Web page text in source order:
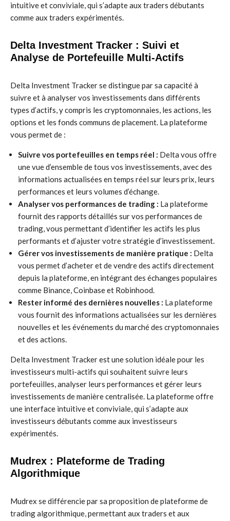
intuitive et conviviale, qui s’adapte aux traders débutants
comme aux traders expérimentés.
Delta Investment Tracker : Suivi et
Analyse de Portefeuille Multi-Actifs
Delta Investment Tracker se distingue par sa capacité à
suivre et à analyser vos investissements dans différents
types d’actifs, y compris les cryptomonnaies, les actions, les
options et les fonds communs de placement. La plateforme
vous permet de :
Suivre vos portefeuilles en temps réel : Delta vous offre
une vue d’ensemble de tous vos investissements, avec des
informations actualisées en temps réel sur leurs prix, leurs
performances et leurs volumes d’échange.
Analyser vos performances de trading : La plateforme
fournit des rapports détaillés sur vos performances de
trading, vous permettant d’identifier les actifs les plus
performants et d’ajuster votre stratégie d’investissement.
Gérer vos investissements de manière pratique : Delta
vous permet d’acheter et de vendre des actifs directement
depuis la plateforme, en intégrant des échanges populaires
comme Binance, Coinbase et Robinhood.
Rester informé des dernières nouvelles : La plateforme
vous fournit des informations actualisées sur les dernières
nouvelles et les événements du marché des cryptomonnaies
et des actions.
Delta Investment Tracker est une solution idéale pour les
investisseurs multi-actifs qui souhaitent suivre leurs
portefeuilles, analyser leurs performances et gérer leurs
investissements de manière centralisée. La plateforme offre
une interface intuitive et conviviale, qui s’adapte aux
investisseurs débutants comme aux investisseurs
expérimentés.
Mudrex : Plateforme de Trading
Algorithmique
Mudrex se différencie par sa proposition de plateforme de
trading algorithmique, permettant aux traders et aux